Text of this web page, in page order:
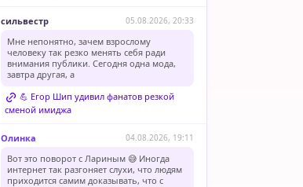
сильвестр 05.08.2026, 20:33
Мне непонятно, зачем взрослому
человеку так резко менять себя ради
внимания публики. Сегодня одна мода,
завтра другая, а
💪 Егор Шип удивил фанатов резкой
сменой имиджа
Олинка 04.08.2026, 19:11
Вот это поворот с Лариным 😅 Иногда
интернет так разгоняет слухи, что людям
приходится самим доказывать, что с